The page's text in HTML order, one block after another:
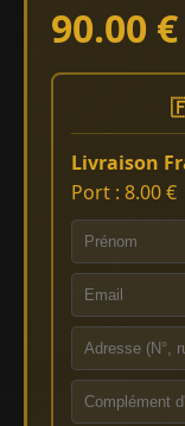
90.00 €
Livraison
Port : 8.00 €